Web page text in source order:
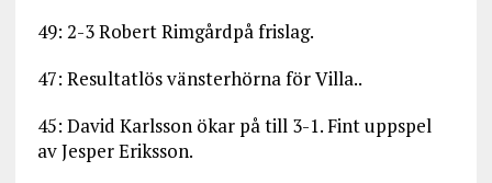
49: 2-3 Robert Rimgårdpå frislag.
47: Resultatlös vänsterhörna för Villa..
45: David Karlsson ökar på till 3-1. Fint uppspel
av Jesper Eriksson.